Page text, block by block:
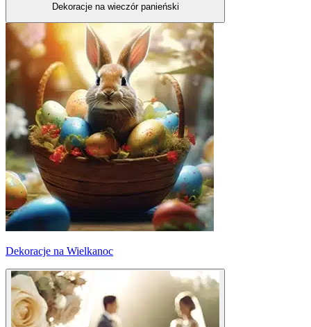
Dekoracje na wieczór panieński
Dekoracje na Wielkanoc